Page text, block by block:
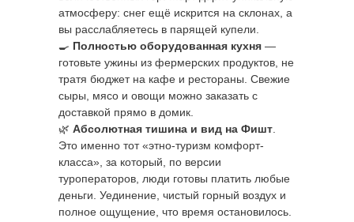
атмосферу: снег ещё искрится на склонах, а
вы расслабляетесь в парящей купели.
🍳 Полностью оборудованная кухня —
готовьте ужины из фермерских продуктов, не
тратя бюджет на кафе и рестораны. Свежие
сыры, мясо и овощи можно заказать с
доставкой прямо в домик.
🌿 Абсолютная тишина и вид на Фишт
Это именно тот «этно-туризм комфорт-
класса», за который, по версии
туроператоров, люди готовы платить любые
деньги. Уединение, чистый горный воздух и
полное ощущение, что время остановилось.